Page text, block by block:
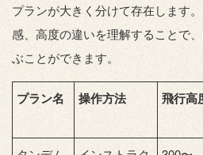
プランが大きく分けて存在します
感、高度の違いを理解することで
ぶことができます。
プラン名 操作方法 飛行高